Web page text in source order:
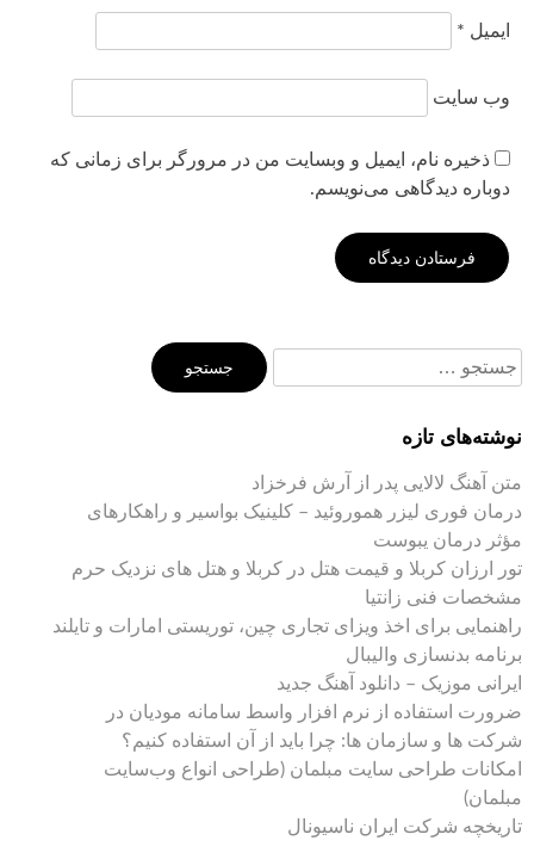
ایمیل *
وب‌ سایت
ذخیره نام، ایمیل و وبسایت من در مرورگر برای زمانی که
دوباره دیدگاهی می‌نویسم.
جستجو
برای:
نوشته‌های تازه
متن آهنگ لالایی پدر از آرش فرخزاد
درمان فوری لیزر هموروئید – کلینیک بواسیر و راهکارهای
مؤثر درمان یبوست
تور ارزان کربلا و قیمت هتل در کربلا و هتل های نزدیک حرم
مشخصات فنی زانتیا
راهنمایی برای اخذ ویزای تجاری چین، توریستی امارات و تایلند
برنامه بدنسازی والیبال
ایرانی موزیک – دانلود آهنگ جدید
ضرورت استفاده از نرم افزار واسط سامانه مودیان در
شرکت ها و سازمان ها: چرا باید از آن استفاده کنیم؟
امکانات طراحی سایت مبلمان (طراحی انواع وب‌سایت
مبلمان)
تاریخچه شرکت ایران ناسیونال